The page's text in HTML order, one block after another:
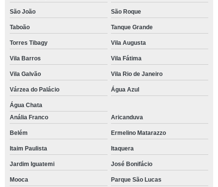
São João São Roque
Taboão Tanque Grande
Torres Tibagy Vila Augusta
Vila Barros Vila Fátima
Vila Galvão Vila Rio de Janeiro
Várzea do Palácio Água Azul
Água Chata
Anália Franco
Aricanduva
Belém Ermelino Matarazzo
Itaim Paulista Itaquera
Jardim Iguatemi José Bonifácio
Mooca Parque São Lucas